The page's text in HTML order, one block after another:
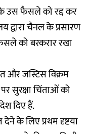
उस फैसले को रद्द कर
द्वारा चैनल के प्रसारण
को बरकरार रखा
और जस्टिस विक्रम
सुरक्षा चिंताओं को
दिए हैं.
के लिए प्रथम दृष्टया